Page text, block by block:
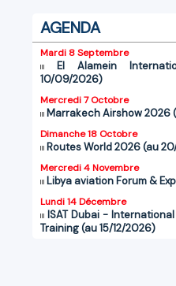
AGENDA
Mardi 8 Septembre
El Alamein
10/09/2026)
Mercredi 7 Octobre
Marrakech Airshow 2026
Dimanche 18 Octobre
Routes World 2026 (au
Mercredi 4 Novembre
Libya aviation Forum &
Lundi 14 Décembre
ISAT Dubai -
Training (au 15/12/2026)